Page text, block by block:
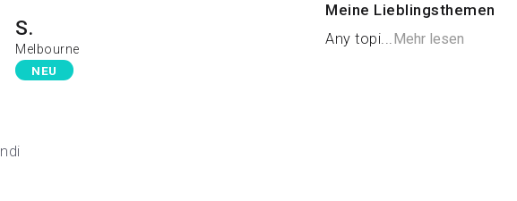
S.
Melbourne
NEU
Meine Lieblingsthemen
Any topi...Mehr lesen